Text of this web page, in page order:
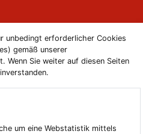
unbedingt erforderlicher Cookies
gemäß unserer
Wenn Sie weiter auf diesen Seiten
um eine Webstatistik mittels